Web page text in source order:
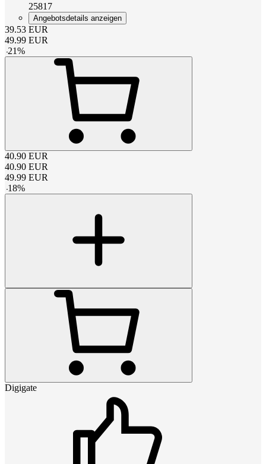
25817
Angebotsdetails anzeigen
39.53 EUR
49.99 EUR
-21%
40.90 EUR
40.90 EUR
49.99 EUR
-18%
Digigate